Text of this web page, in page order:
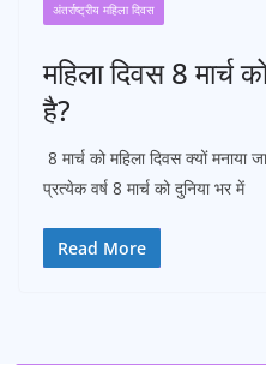
अंतर्राष्ट्रीय महिला दिवस
महिला दिवस 8 मार्च
है?
8 मार्च को महिला दिवस क्यों मनाया
प्रत्येक वर्ष 8 मार्च को दुनिया भर में
Read More